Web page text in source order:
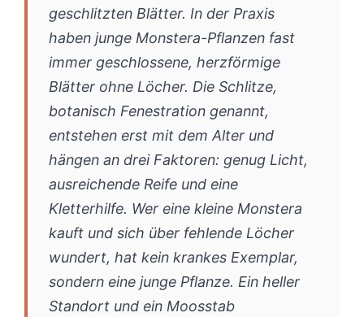
geschlitzten Blätter. In der Praxis
haben junge Monstera-Pflanzen fast
immer geschlossene, herzförmige
Blätter ohne Löcher. Die Schlitze,
botanisch Fenestration genannt,
entstehen erst mit dem Alter und
hängen an drei Faktoren: genug Licht,
ausreichende Reife und eine
Kletterhilfe. Wer eine kleine Monstera
kauft und sich über fehlende Löcher
wundert, hat kein krankes Exemplar,
sondern eine junge Pflanze. Ein heller
Standort und ein Moosstab